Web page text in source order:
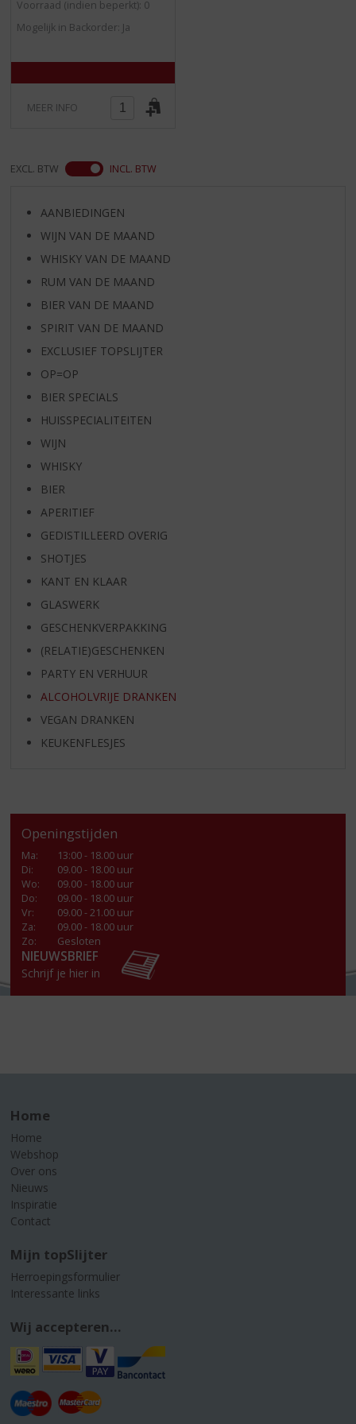
0
5
Voorraad (indien beperkt): 0
Mogelijk in Backorder: Ja
MEER INFO
EXCL. BTW INCL. BTW
AANBIEDINGEN
WIJN VAN DE MAAND
WHISKY VAN DE MAAND
RUM VAN DE MAAND
BIER VAN DE MAAND
SPIRIT VAN DE MAAND
EXCLUSIEF TOPSLIJTER
OP=OP
BIER SPECIALS
HUISSPECIALITEITEN
WIJN
WHISKY
BIER
APERITIEF
GEDISTILLEERD OVERIG
SHOTJES
KANT EN KLAAR
GLASWERK
GESCHENKVERPAKKING
(RELATIE)GESCHENKEN
PARTY EN VERHUUR
ALCOHOLVRIJE DRANKEN
VEGAN DRANKEN
KEUKENFLESJES
Openingstijden
Ma:
13:00 - 18.00 uur
Di:
09.00 - 18.00 uur
Wo:
09.00 - 18.00 uur
Do:
09.00 - 18.00 uur
Vr:
09.00 - 21.00 uur
Za:
09.00 - 18.00 uur
Zo:
Gesloten
NIEUWSBRIEF
Schrijf je hier in
Home
Home
Webshop
Over ons
Nieuws
Inspiratie
Contact
Mijn topSlijter
Herroepingsformulier
Interessante links
Wij accepteren...